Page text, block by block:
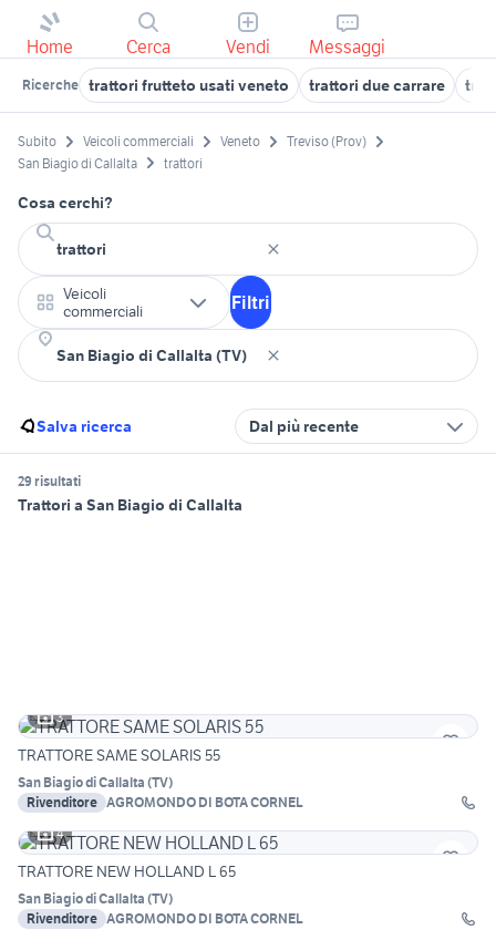
Home Cerca Vendi Messaggi
Ricerche trattori frutteto usati veneto trattori due carrare
Subito Veicoli commerciali Veneto
Treviso (Prov)
San Biagio di Callalta
trattori
Cosa cerchi?
Veicoli
commerciali
Filtri
Salva ricerca Dal più recente
29 risultati
Trattori a San Biagio di Callalta
3
TRATTORE SAME SOLARIS 55
San Biagio di Callalta (TV)
Rivenditore AGROMONDO DI BOTA CORNEL
4
TRATTORE NEW HOLLAND L 65
San Biagio di Callalta (TV)
Rivenditore AGROMONDO DI BOTA CORNEL